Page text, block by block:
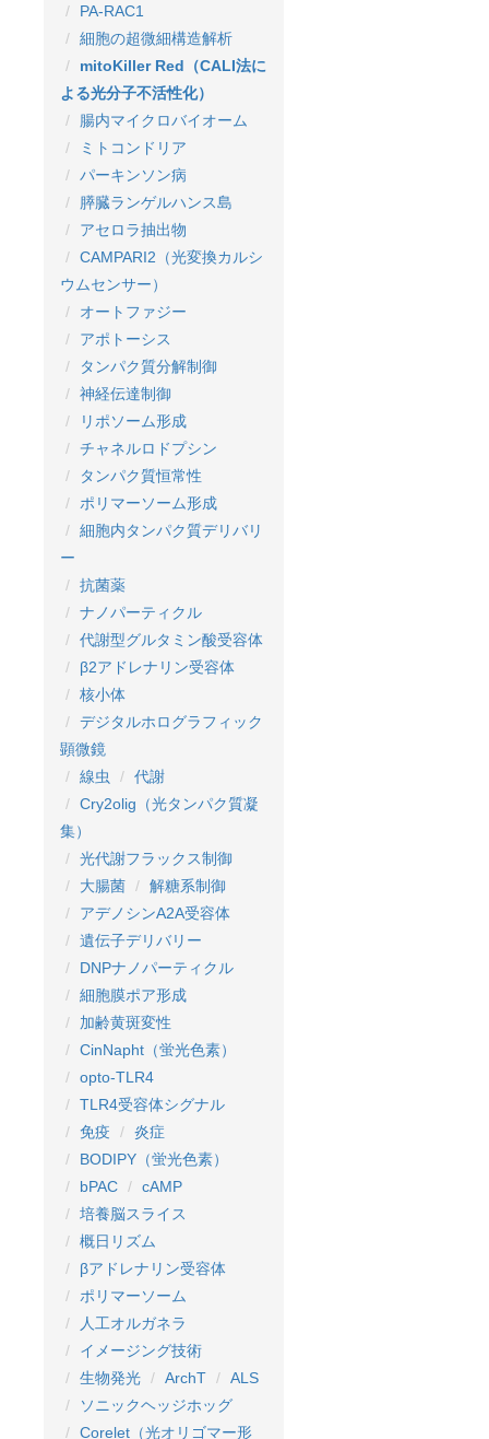
PA-RAC1
細胞の超微細構造解析
mitoKiller Red（CALI法に
よる光分子不活性化）
腸内マイクロバイオーム
ミトコンドリア
パーキンソン病
膵臓ランゲルハンス島
アセロラ抽出物
CAMPARI2（光変換カルシ
ウムセンサー）
オートファジー
アポトーシス
タンパク質分解制御
神経伝達制御
リポソーム形成
チャネルロドプシン
タンパク質恒常性
ポリマーソーム形成
細胞内タンパク質デリバリ
ー
抗菌薬
ナノパーティクル
代謝型グルタミン酸受容体
β2アドレナリン受容体
核小体
デジタルホログラフィック
顕微鏡
線虫
代謝
Cry2olig（光タンパク質凝
集）
光代謝フラックス制御
大腸菌
解糖系制御
アデノシンA2A受容体
遺伝子デリバリー
DNPナノパーティクル
細胞膜ポア形成
加齢黄斑変性
CinNapht（蛍光色素）
opto-TLR4
TLR4受容体シグナル
免疫
炎症
BODIPY（蛍光色素）
bPAC
cAMP
培養脳スライス
概日リズム
βアドレナリン受容体
ポリマーソーム
人工オルガネラ
イメージング技術
生物発光
ArchT
ALS
ソニックヘッジホッグ
Corelet（光オリゴマー形